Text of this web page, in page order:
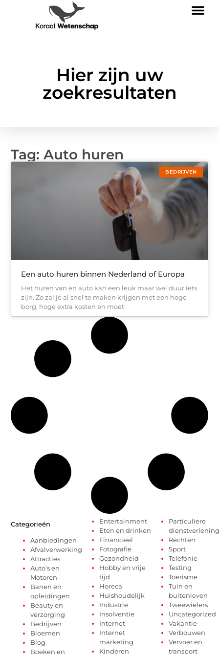
Hier zijn uw
zoekresultaten
Tag: Auto huren
BEDRIJVEN
Een auto huren binnen Nederland of Europa
Het huren van en auto kan een leuk maar wel duur iets
zijn. Zo zal je al snel te maken krijgen met een hoge
borg, hoge extra kosten en moet
Categorieën
Aanbiedingen
Afvalverwerking
Attracties
Auto’s en
Motoren
Banen en
opleidingen
Beauty en
verzorging
Bedrijven
Bloemen
Blog
Boeken en
Entertainment
Eten en drinken
Financieel
Fotografie
Gezondheid
Hobby en vrije
tijd
Horeca
Huishoudelijk
Industrie
Insolventie
Internet
Internet
marketing
Kinderen
Particuliere
dienstverlening
Rechten
Sport
Telefonie
Testing
Toerisme
Tuin en
buitenleven
Tweewielers
Uncategorized
Vakantie
Verbouwen
Vervoer en
transport